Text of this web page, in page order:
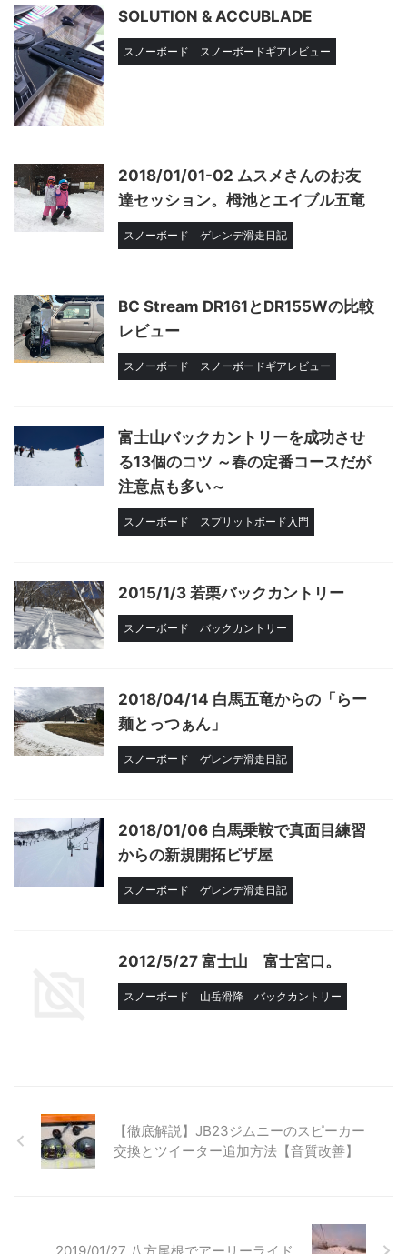
SOLUTION & ACCUBLADE
スノーボード スノーボードギアレビュー
2018/01/01-02 ムスメさんのお友
達セッション。栂池とエイブル五竜
スノーボード ゲレンデ滑走日記
BC Stream DR161とDR155Wの比較
レビュー
スノーボード スノーボードギアレビュー
富士山バックカントリーを成功させ
る13個のコツ ～春の定番コースだが
注意点も多い～
スノーボード スプリットボード入門
2015/1/3 若栗バックカントリー
スノーボード バックカントリー
2018/04/14 白馬五竜からの「らー
麺とっつぁん」
スノーボード ゲレンデ滑走日記
2018/01/06 白馬乗鞍で真面目練習
からの新規開拓ピザ屋
スノーボード ゲレンデ滑走日記
2012/5/27 富士山 富士宮口。
スノーボード 山岳滑降 バックカントリー
【徹底解説】JB23ジムニーのスピーカー
交換とツイーター追加方法【音質改善】
2019/01/27 八方尾根でアーリーライド